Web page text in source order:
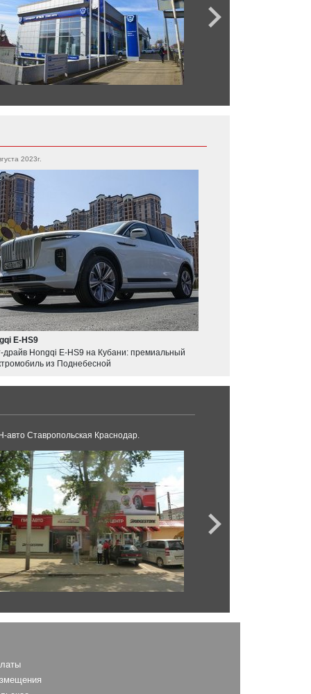
2023г.
E-HS9
драйв Hongqi E-HS9 на Кубани: премиальный
из Поднебесной
авто Ставропольская Краснодар.